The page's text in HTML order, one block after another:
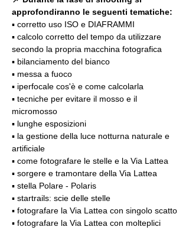
approfondiranno le seguenti tematiche:
▪️ corretto uso ISO e DIAFRAMMI
▪️ calcolo corretto del tempo da utilizzare
secondo la propria macchina fotografica
▪️ bilanciamento del bianco
▪️ messa a fuoco
▪️ iperfocale cos'è e come calcolarla
▪️ tecniche per evitare il mosso e il
micromosso
▪️ lunghe esposizioni
▪️ la gestione della luce notturna naturale e
artificiale
▪️ come fotografare le stelle e la Via Lattea
▪️ sorgere e tramontare della Via Lattea
▪️ stella Polare - Polaris
▪️ startrails: scie delle stelle
▪️ fotografare la Via Lattea con singolo scatto
▪️ fotografare la Via Lattea con molteplici